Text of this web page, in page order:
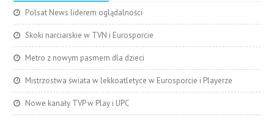
Polsat News liderem oglądalności
Skoki narciarskie w TVN i Eurosporcie
Metro z nowym pasmem dla dzieci
Mistrzostwa świata w lekkoatletyce w Eurosporcie i Playerze
Nowe kanały TVP w Play i UPC